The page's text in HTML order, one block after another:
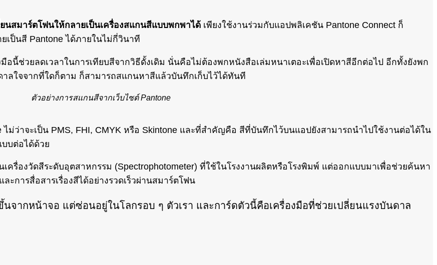
นสมาร์ตโฟนให้กลายเป็นเครื่องสแกนสีแบบพกพาได้ เพียงใช้งานร่วมกับแอปพลิเคชัน Pantone Connect ก็
เป็นสี Pantone ได้ภายในไม่กี่วินาที
นี้ช่วยลดเวลาในการเทียบสีจากวิธีดั้งเดิม นั่นคือไม่ต้องพกหนังสือเล่มหนาเตอะเพื่อเปิดหาสีอีกต่อไป อีกทั้งยังพก
ลใจจากที่ใดก็ตาม ก็สามารถสแกนหาสีแล้วบันทึกเก็บไว้ได้ทันที
ตัวอย่างการสแกนสีจากเว็บไซต์ Pantone
ม่ว่าจะเป็น PMS, FHI, CMYK หรือ Skintone และที่สำคัญคือ สีที่บันทึกไว้บนแอปยังสามารถนำไปใช้งานต่อได้ใน
บต่อได้ด้วย
ครื่องวัดสีระดับอุตสาหกรรม (Spectrophotometer) ที่ใช้ในโรงงานผลิตหรือโรงพิมพ์ แต่ออกแบบมาเพื่อช่วยค้นหา
ะการสื่อสารเรื่องสีได้อย่างรวดเร็วผ่านสมาร์ตโฟน
นจากหน้าจอ แต่ซ่อนอยู่ในโลกรอบ ๆ ตัวเรา และการ์ดตัวนี้คือเครื่องมือที่ช่วยเปลี่ยนแรงบันดาล